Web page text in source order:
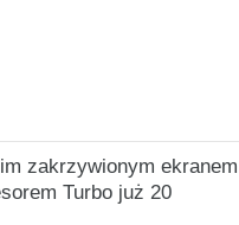
zakrzywionym ekranem
Turbo już 20